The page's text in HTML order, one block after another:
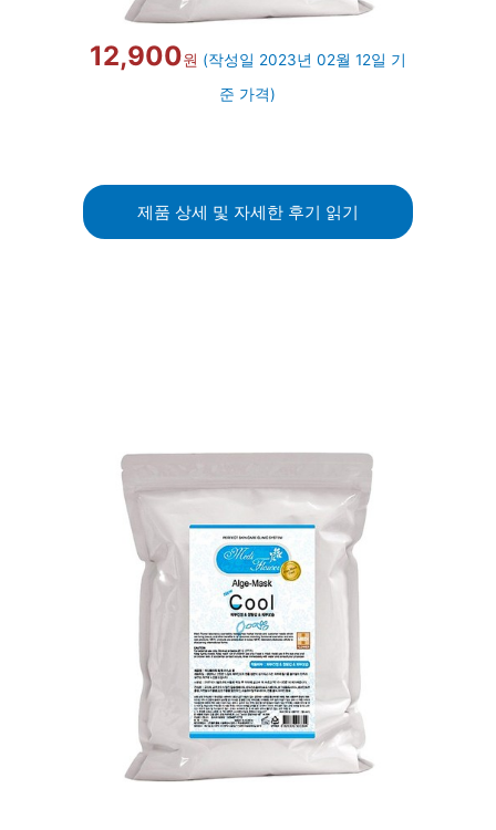
12,900원 (작성일 2023년 02월 12일 기
준 가격)
제품 상세 및 자세한 후기 읽기